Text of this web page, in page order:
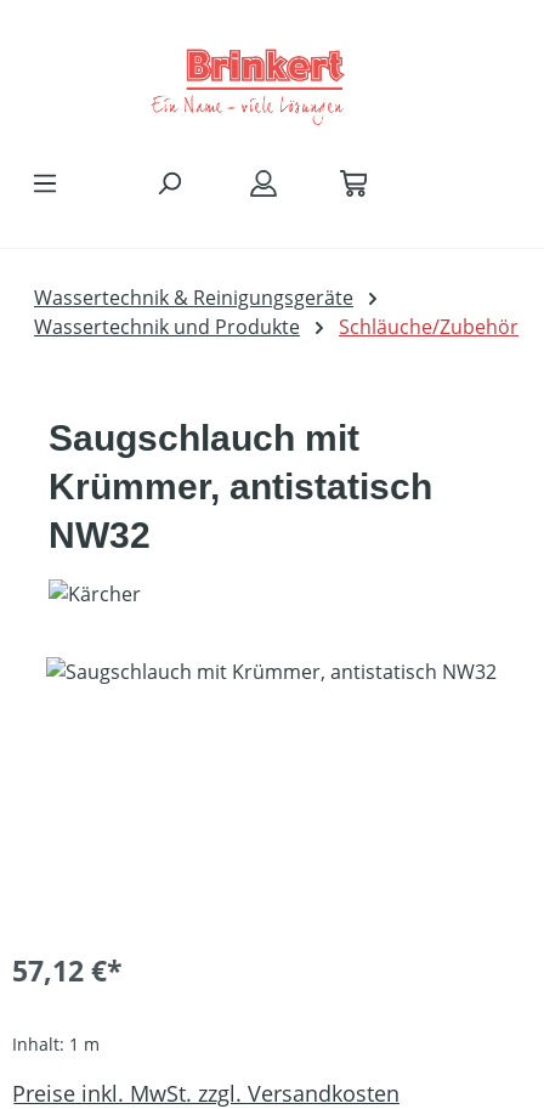
Wassertechnik & Reinigungsgeräte
Wassertechnik und Produkte
Schläuche/Zubehör
Saugschlauch mit
Krümmer, antistatisch
NW32
Bildergalerie überspringen
57,12 €*
Inhalt: 1 m
Preise inkl. MwSt. zzgl. Versandkosten